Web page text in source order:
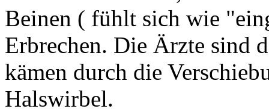
Beinen ( fühlt sich wie
Erbrechen. Die Ärzte sind
kämen durch die
Halswirbel.